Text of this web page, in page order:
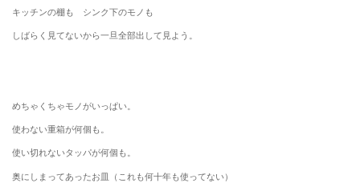
キッチンの棚も シンク下のモノも
しばらく見てないから一旦全部出して見よう。
めちゃくちゃモノがいっぱい。
使わない重箱が何個も。
使い切れないタッパが何個も。
奥にしまってあったお皿（これも何十年も使ってない）